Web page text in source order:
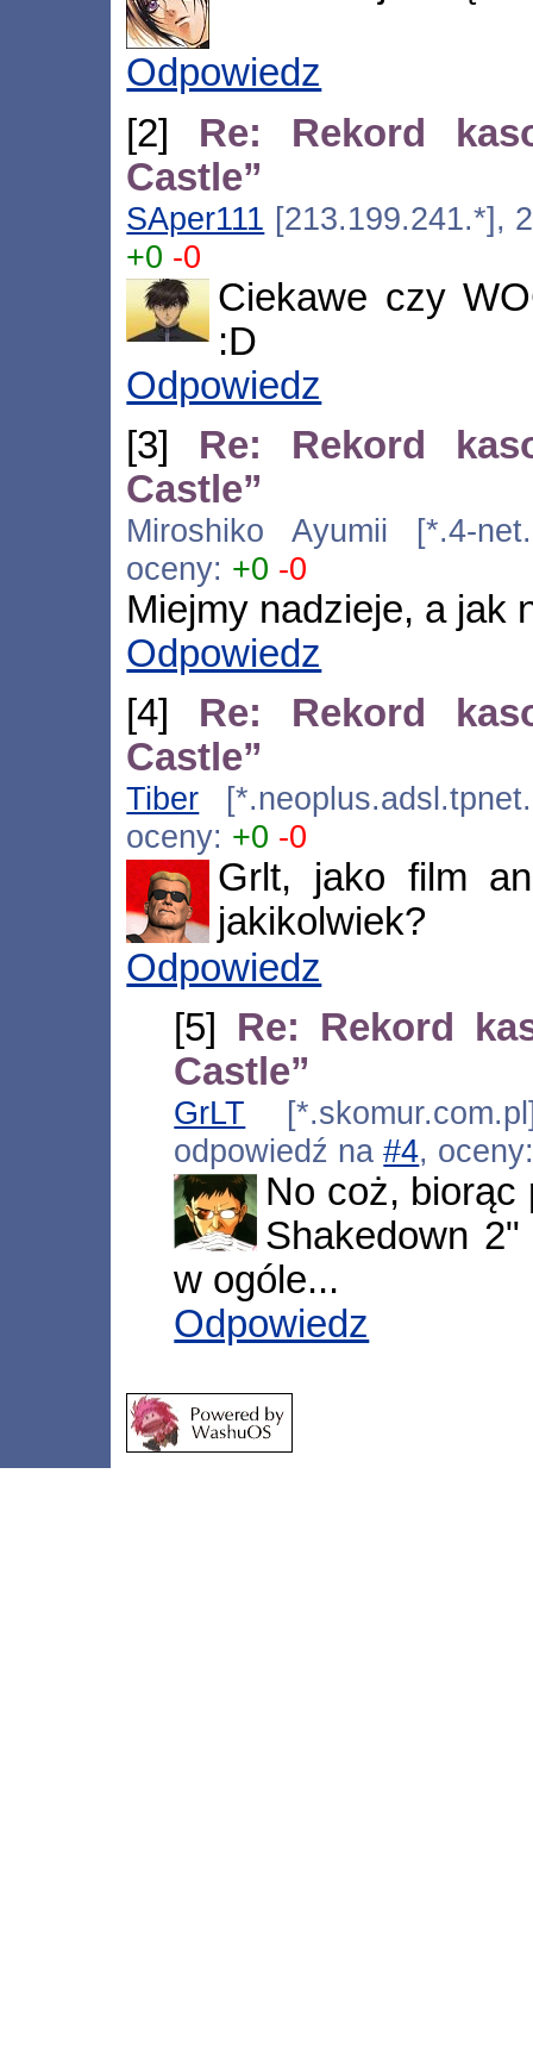
Odpowiedz
[2] Re: Rekord
Castle”
SAper111 [213.199.241.*],
+0 -0
Ciekawe czy
:D
Odpowiedz
[3] Re: Rekord
Castle”
Miroshiko Ayumii [*.4-
oceny: +0 -0
Miejmy nadzieje, a jak
Odpowiedz
[4] Re: Rekord
Castle”
Tiber
oceny: +0 -0
Grlt, jako film
jakikolwiek?
Odpowiedz
[5] Re: Rekord
Castle”
GrLT
odpowiedź na#4,
No coż, biorąc
Shakedown
w ogóle...
Odpowiedz